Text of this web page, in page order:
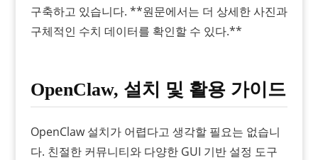
구축하고 있습니다. **원문에서는 더 상세한 사진과
구체적인 수치 데이터를 확인할 수 있다.**
OpenClaw, 설치 및 활용 가이드
OpenClaw 설치가 어렵다고 생각할 필요는 없습니
다. 친절한 커뮤니티와 다양한 GUI 기반 설정 도구